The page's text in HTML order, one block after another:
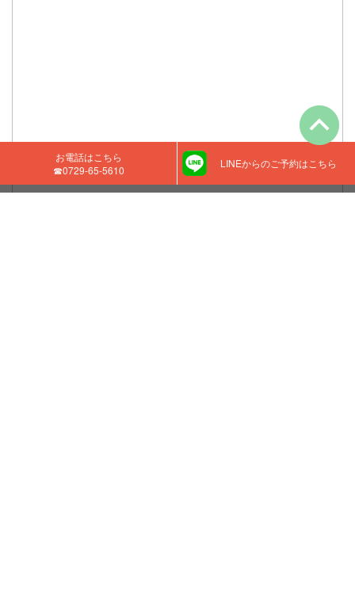
お電話はこちら
☎‭0729-65-5610
LINEからのご予約はこちら